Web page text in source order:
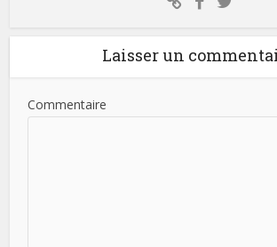
Laisser un
Commentaire